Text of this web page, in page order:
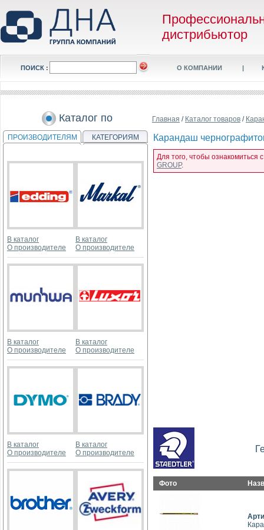
дистрибьютор
ПОИСК : О КОМПАНИИ |
Каталог по
ПРОИЗВОДИТЕЛЯМ КАТЕГОРИЯМ
В каталог
О производителе
В каталог
О производителе
В каталог
О производителе
В каталог
О производителе
В каталог
О производителе
В каталог
О производителе
Главная / Каталог товаров /
Карандаш
Для того, чтобы
GROUP.
Фото